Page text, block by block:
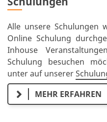
Alle unsere Schulungen
Online Schulung
Inhouse
Schulung besuchen
unter auf unserer
MEHR ERFAHREN